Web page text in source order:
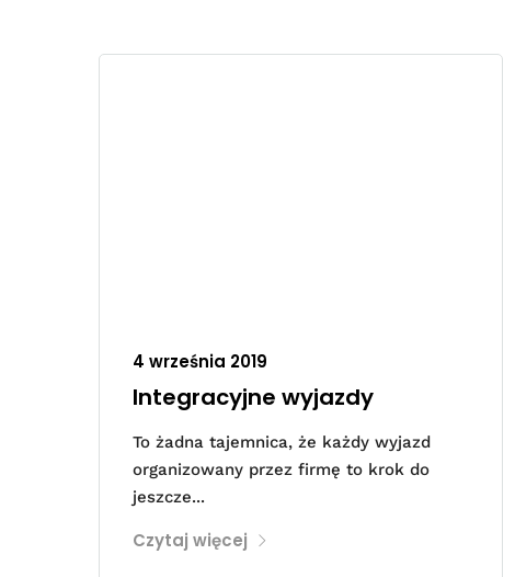
4 września 2019
Integracyjne wyjazdy
To żadna tajemnica, że każdy wyjazd
organizowany przez firmę to krok do
jeszcze...
Czytaj więcej